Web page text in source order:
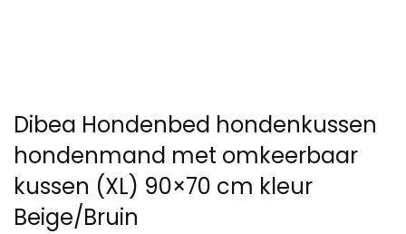
Dibea Hondenbed hondenkussen
hondenmand met omkeerbaar
kussen (XL) 90×70 cm kleur
Beige/Bruin